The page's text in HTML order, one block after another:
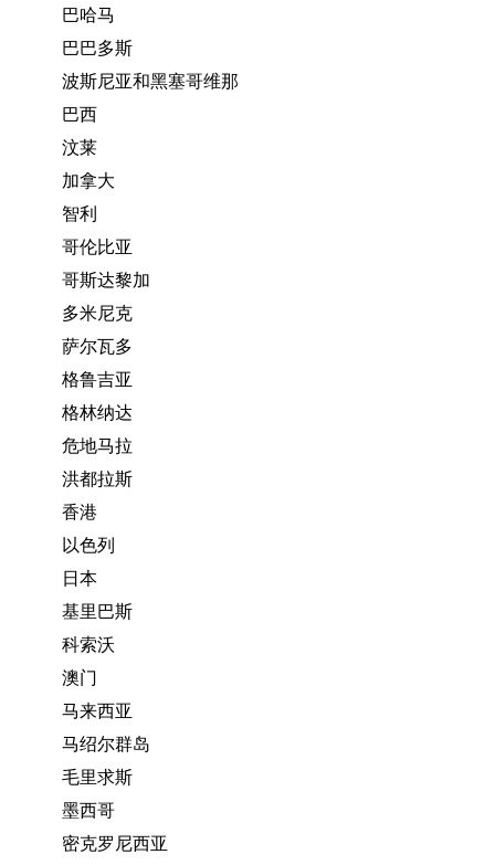
巴哈马
巴巴多斯
波斯尼亚和黑塞哥维那
巴西
汶莱
加拿大
智利
哥伦比亚
哥斯达黎加
多米尼克
萨尔瓦多
格鲁吉亚
格林纳达
危地马拉
洪都拉斯
香港
以色列
日本
基里巴斯
科索沃
澳门
马来西亚
马绍尔群岛
毛里求斯
墨西哥
密克罗尼西亚